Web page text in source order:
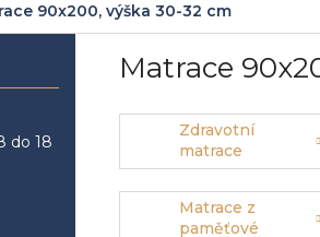
90x200, výška 30-32 cm
do 18
Matrace
Zdravotní
matrace
Matrace z
paměťové